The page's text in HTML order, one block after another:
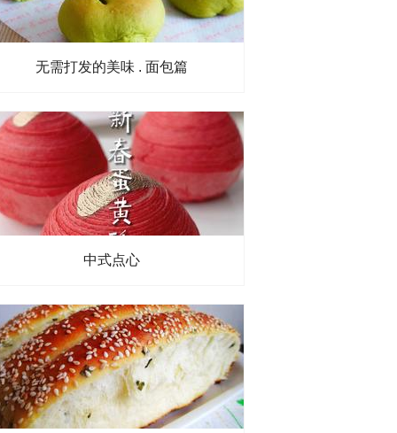
无需打发的美味 . 面包篇
中式点心